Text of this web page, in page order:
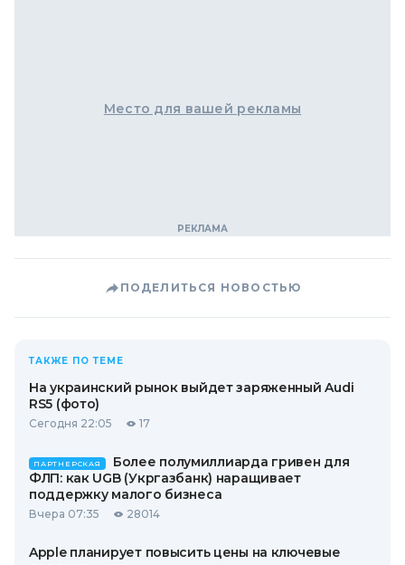
Место для вашей рекламы
ПОДЕЛИТЬСЯ НОВОСТЬЮ
ТАКЖЕ ПО ТЕМЕ
На украинский рынок выйдет заряженный Audi
RS5 (фото)
Сегодня 22:05 17
ПАРТНЕРСКАЯ
Более полумиллиарда гривен для
ФЛП: как UGB (Укргазбанк) наращивает
поддержку малого бизнеса
Вчера 07:35 28014
Apple планирует повысить цены на ключевые